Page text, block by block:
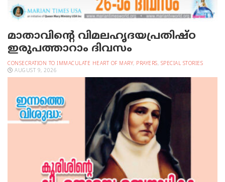
മാതാവിന്റെ വിമലഹൃദയപ്രതിഷ്ഠ
ഇരുപത്താറാം ദിവസം
CONSECRATION TO IMMACULATE HEART OF MARY, PRAYERS, SPECIAL STORIES
AUGUST 9, 2026